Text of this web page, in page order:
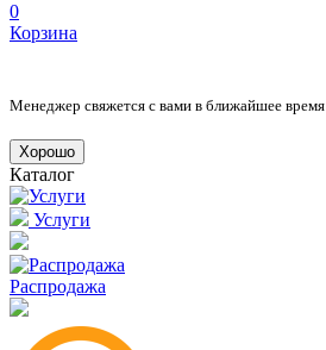
0
Корзина
Менеджер свяжется с вами в ближайшее время
Хорошо
Каталог
Услуги
Распродажа